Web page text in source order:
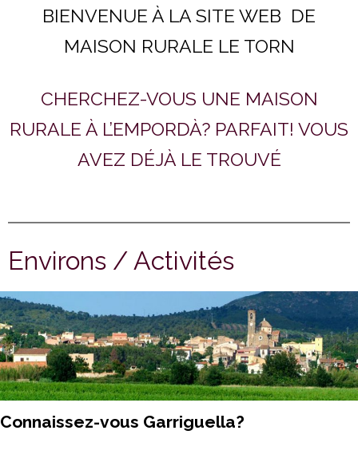
BIENVENUE À LA SITE WEB DE
MAISON RURALE LE TORN
CHERCHEZ-VOUS UNE MAISON
RURALE À L’EMPORDÀ? PARFAIT! VOUS
AVEZ DÉJÀ LE TROUVÉ
Environs / Activités
Connaissez-vous Garriguella?